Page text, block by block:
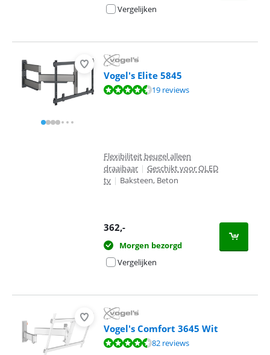
Vergelijken
Vogel's Elite 5845
Beoordeling is 8,7 van de 10, gebaseerd op 19 reviews.
19 reviews
Flexibiliteit beugel alleen
draaibaar | Geschikt voor OLED
tv | Baksteen, Beton
362,-
Morgen bezorgd
Vergelijken
Vogel's Comfort 3645 Wit
Beoordeling is 9,1 van de 10, gebaseerd op 82 reviews.
82 reviews